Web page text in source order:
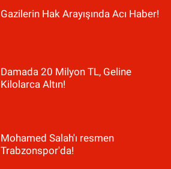
Gazilerin Hak Arayışında Acı Haber!
Damada 20 Milyon TL, Geline
Kilolarca Altın!
Mohamed Salah'ı resmen
Trabzonspor'da!